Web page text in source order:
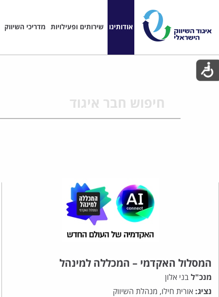
אודותינו שירותים ופעילויות מדריכי השיווק
המסלול האקדמי – המכללה למינהל
מנכ"ל בני אלון
נציג: אורית חילו, מנהלת השיווק